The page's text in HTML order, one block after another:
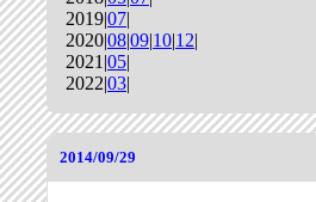
2019|07|
2020|08|09|10|12|
2021|05|
2022|03|
2014/09/29